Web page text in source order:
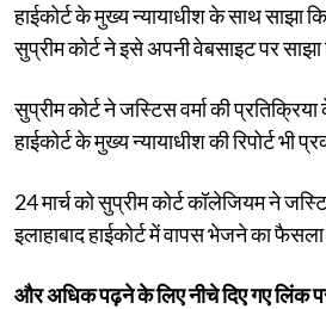
हाईकोर्ट के मुख्य न्यायाधीश के साथ साझा
सुप्रीम कोर्ट ने इसे अपनी वेबसाइट पर साझा
सुप्रीम कोर्ट ने जस्टिस वर्मा की
हाईकोर्ट के मुख्य न्यायाधीश की रिपोर्ट भी
24 मार्च को सुप्रीम कोर्ट कॉलेजियम ने
इलाहाबाद हाईकोर्ट में वापस भेजने का
और अधिक पढ़ने के लिए नीचे दिए गए लिंक